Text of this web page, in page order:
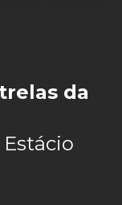
da
Estácio